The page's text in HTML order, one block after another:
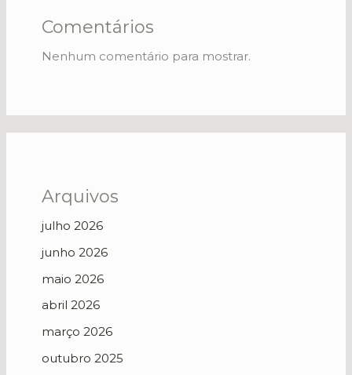
Comentários
Nenhum comentário para mostrar.
Arquivos
julho 2026
junho 2026
maio 2026
abril 2026
março 2026
outubro 2025